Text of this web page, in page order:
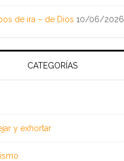
de ira – de Dios 10/06/2026
CATEGORÍAS
y exhortar